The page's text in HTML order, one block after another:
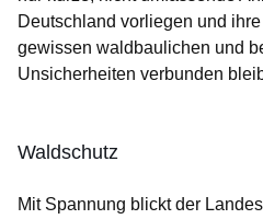
Deutschland vorliegen und
gewissen waldbaulichen und
Unsicherheiten verbunden
Waldschutz
Mit Spannung blickt der